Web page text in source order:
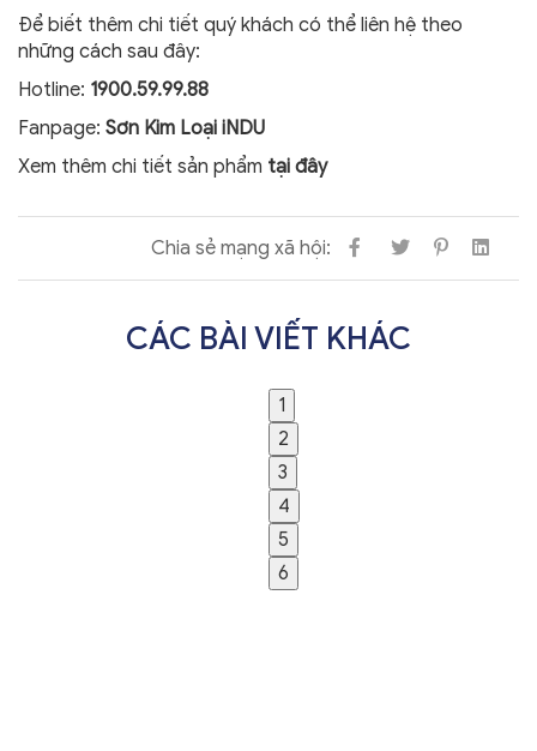
Để biết thêm chi tiết quý khách có thể liên hệ theo
những cách sau đây:
Hotline: 1900.59.99.88
Fanpage: Sơn Kim Loại iNDU
Xem thêm chi tiết sản phẩm tại đây
Chia sẻ mạng xã hội:
CÁC BÀI VIẾT KHÁC
1
2
3
4
5
6